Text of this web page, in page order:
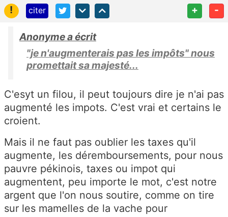
!
citer + -
Anonyme a écrit
"je n'augmenterais pas les impôts" nous
promettait sa majesté...
C'esyt un filou, il peut toujours dire je n'ai pas
augmenté les impots. C'est vrai et certains le
croient.
Mais il ne faut pas oublier les taxes qu'il
augmente, les déremboursements, pour nous
pauvre pékinois, taxes ou impot qui
augmentent, peu importe le mot, c'est notre
argent que l'on nous soutire, comme on tire
sur les mamelles de la vache pour